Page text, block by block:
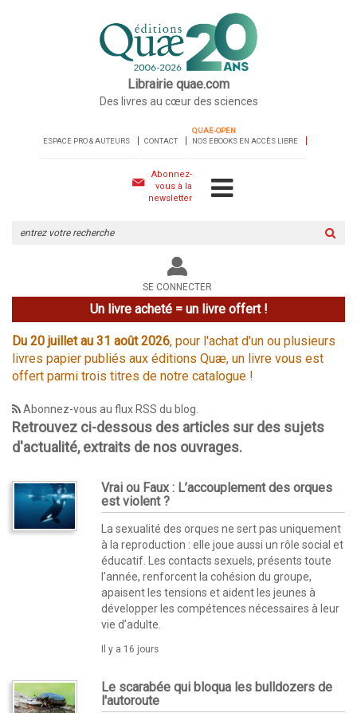
Librairie quae.com
Des livres au cœur des sciences
ESPACE PRO & AUTEURS CONTACT
QUAE-OPEN
NOS EBOOKS EN ACCÈS LIBRE
Abonnez-
vous à la
newsletter
le
site
SE CONNECTER
Un livre acheté = un livre offert !
Du 20 juillet au 31 août 2026, pour l'achat d'un ou plusieurs
livres papier publiés aux éditions Quæ, un livre vous est
offert parmi trois titres de notre catalogue !
Abonnez-vous au flux RSS du blog.
Retrouvez ci-dessous des articles sur des sujets
d'actualité, extraits de nos ouvrages.
Vrai ou Faux : L’accouplement des orques
est violent ?
La sexualité des orques ne sert pas uniquement
à la reproduction : elle joue aussi un rôle social et
éducatif. Les contacts sexuels, présents toute
l’année, renforcent la cohésion du groupe,
apaisent les tensions et aident les jeunes à
développer les compétences nécessaires à leur
vie d’adulte.
Il y a 16 jours
Le scarabée qui bloqua les bulldozers de
l'autoroute